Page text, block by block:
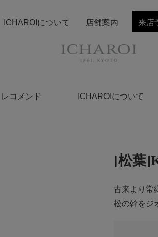
レコメンド ICHAROIについて
ICHAROIについて 店舗案内 来店
[松葉
古来より常
松の幹をジ